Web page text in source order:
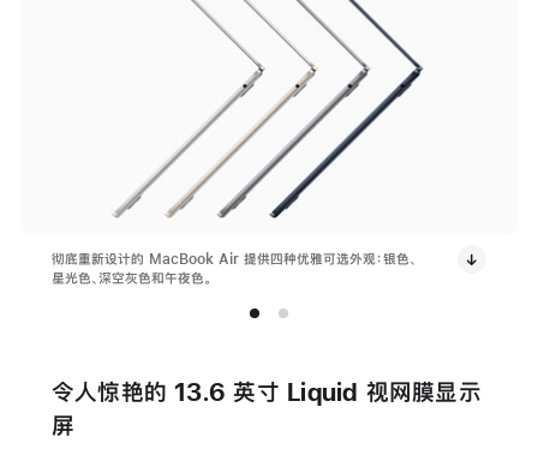
彻底重新设计的 MacBook Air 提供四种优雅可选外观：银色、
星光色、深空灰色和午夜色。
令人惊艳的 13.6 英寸 Liquid 视网膜显示
屏